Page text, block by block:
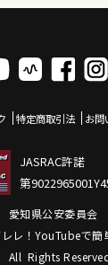
特定商取引法 お問
JASRAC許諾
第
愛知県公安委員
レ！YouTubeで簡
All Rights